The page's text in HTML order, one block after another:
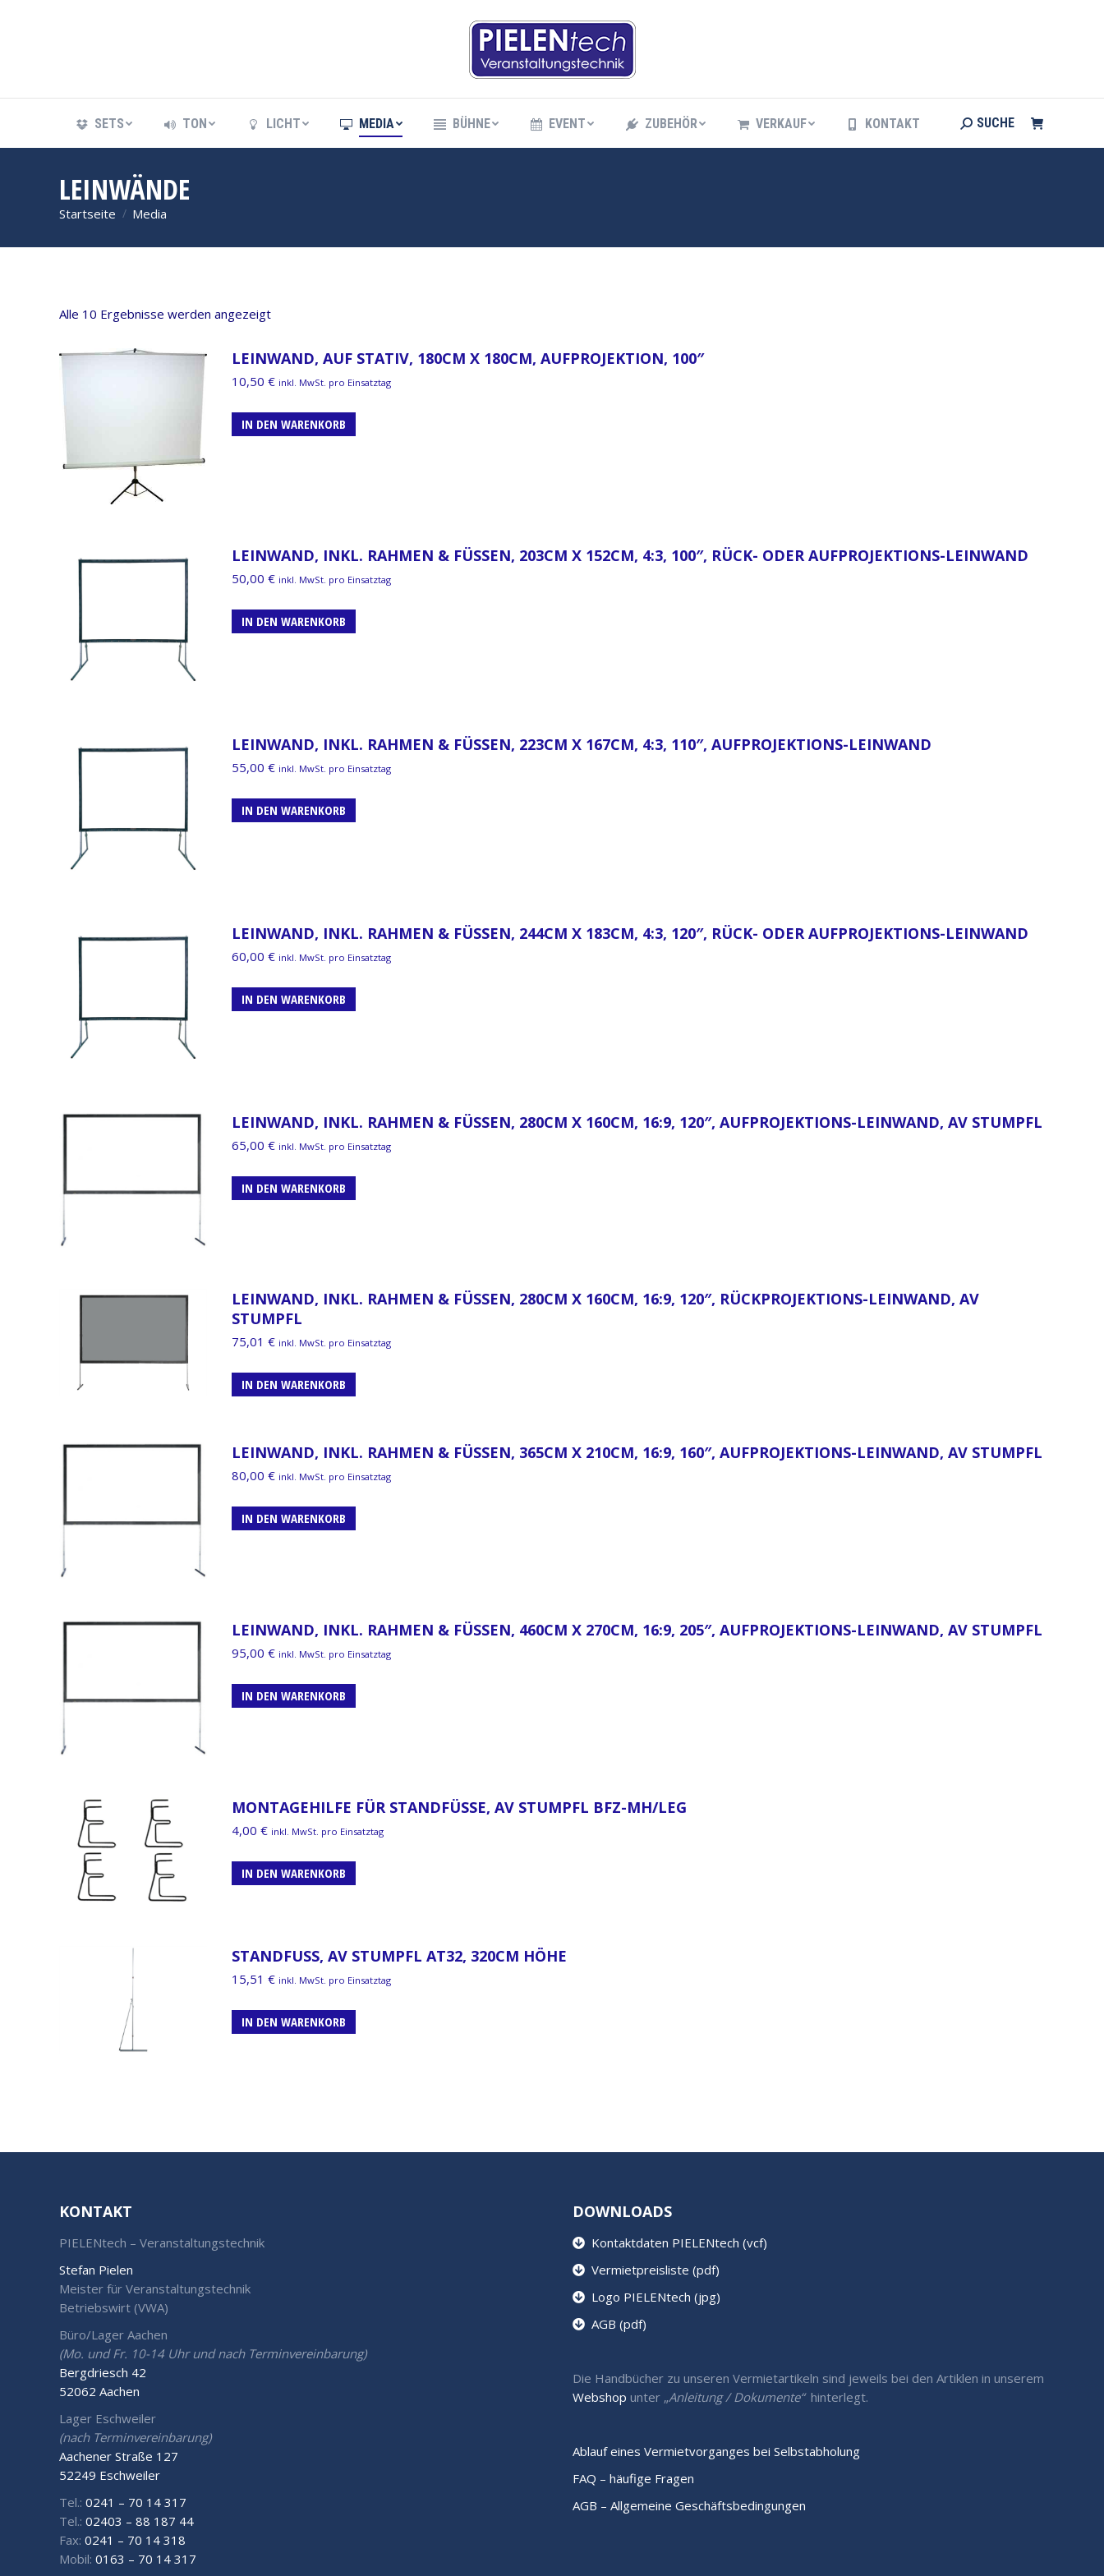
SETS TON LICHT MEDIA BÜHNE EVENT ZUBEHÖR VERKAUF KONTAKT Search:
SUCHE
LEINWÄNDE
Sie befinden sich hier:
Startseite Media
Alle 10 Ergebnisse werden angezeigt
LEINWAND, AUF STATIV, 180CM X 180CM, AUFPROJEKTION, 100″
10,50 € inkl. MwSt. pro Einsatztag
IN DEN WARENKORB
LEINWAND, INKL. RAHMEN & FÜSSEN, 203CM X 152CM, 4:3, 100″, RÜCK- ODER AUFPROJEKTIONS-LEINWAND
50,00 € inkl. MwSt. pro Einsatztag
IN DEN WARENKORB
LEINWAND, INKL. RAHMEN & FÜSSEN, 223CM X 167CM, 4:3, 110″, AUFPROJEKTIONS-LEINWAND
55,00 € inkl. MwSt. pro Einsatztag
IN DEN WARENKORB
LEINWAND, INKL. RAHMEN & FÜSSEN, 244CM X 183CM, 4:3, 120″, RÜCK- ODER AUFPROJEKTIONS-LEINWAND
60,00 € inkl. MwSt. pro Einsatztag
IN DEN WARENKORB
LEINWAND, INKL. RAHMEN & FÜSSEN, 280CM X 160CM, 16:9, 120″, AUFPROJEKTIONS-LEINWAND, AV STUMPFL
65,00 € inkl. MwSt. pro Einsatztag
IN DEN WARENKORB
LEINWAND, INKL. RAHMEN & FÜSSEN, 280CM X 160CM, 16:9, 120″, RÜCKPROJEKTIONS-LEINWAND, AV S
TUMPFL
75,01 € inkl. MwSt. pro Einsatztag
IN DEN WARENKORB
LEINWAND, INKL. RAHMEN & FÜSSEN, 365CM X 210CM, 16:9, 160″, AUFPROJEKTIONS-LEINWAND, AV STUMPFL
80,00 € inkl. MwSt. pro Einsatztag
IN DEN WARENKORB
LEINWAND, INKL. RAHMEN & FÜSSEN, 460CM X 270CM, 16:9, 205″, AUFPROJEKTIONS-LEINWAND, AV STUMPFL
95,00 € inkl. MwSt. pro Einsatztag
IN DEN WARENKORB
MONTAGEHILFE FÜR STANDFÜSSE, AV STUMPFL BFZ-MH/LEG
4,00 € inkl. MwSt. pro Einsatztag
IN DEN WARENKORB
STANDFUSS, AV STUMPFL AT32, 320CM HÖHE
15,51 € inkl. MwSt. pro Einsatztag
IN DEN WARENKORB
KONTAKT
PIELENtech – Veranstaltungstechnik
Stefan Pielen
Meister für Veranstaltungstechnik
Betriebswirt (VWA)
Büro/Lager Aachen
(Mo. und Fr. 10-14 Uhr und nach Terminvereinbarung)
Bergdriesch 42
52062 Aachen
Lager Eschweiler
(nach Terminvereinbarung)
Aachener Straße 127
52249 Eschweiler
Tel.: 0241 – 70 14 317
Tel.: 02403 – 88 187 44
Fax: 0241 – 70 14 318
Mobil: 0163 – 70 14 317
DOWNLOADS
Kontaktdaten PIELENtech (vcf)
Vermietpreisliste (pdf)
Logo PIELENtech (jpg)
AGB (pdf)
Die Handbücher zu unseren Vermietartikeln sind jeweils bei den Artiklen in unserem
Webshop unter „Anleitung / Dokumente“ hinterlegt.
Ablauf eines Vermietvorganges bei Selbstabholung
FAQ – häufige Fragen
AGB – Allgemeine Geschäftsbedingungen
BÜHNE EVENT